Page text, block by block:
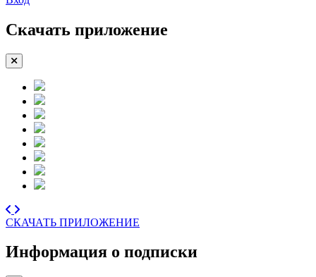
Скачать приложение
СКАЧАТЬ ПРИЛОЖЕНИЕ
Информация о подписки